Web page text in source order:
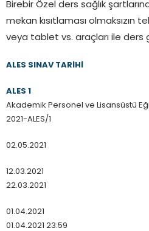
Birebir Özel ders sağlık
mekan kısıtlaması
veya tablet vs. araçları ile ders
ALES SINAV TARİHİ
ALES 1
Akademik Personel ve Lisansüstü
2021-ALES/1
02.05.2021
12.03.2021
22.03.2021
01.04.2021
01.04.2021 23:59